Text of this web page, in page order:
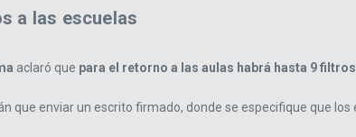
a las escuelas
aclaró que para el retorno a las aulas habrá hasta 9
que enviar un escrito firmado, donde se especifique que